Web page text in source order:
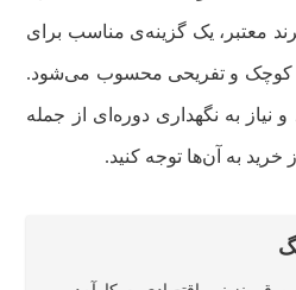
معتبر، یک گزینه‌ی مناسب برای
کوچک و تفریحی محسوب می‌شود.
نیاز به نگهداری دوره‌ای از جمله
خرید به آن‌ها توجه کنید.